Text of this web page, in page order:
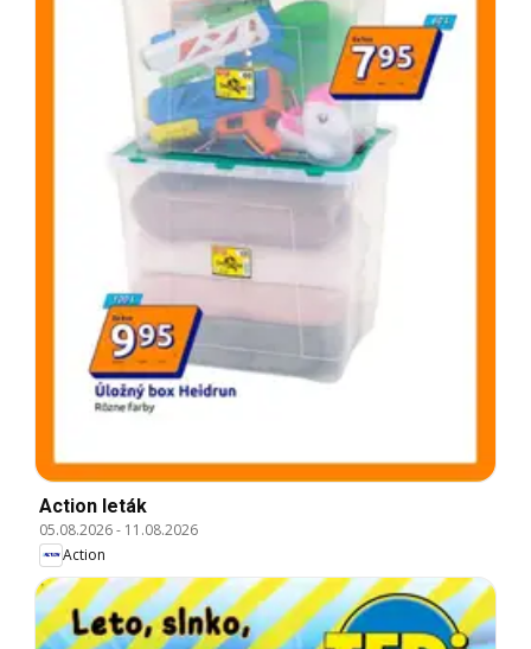
Action leták
05.08.2026- 11.08.2026
Action